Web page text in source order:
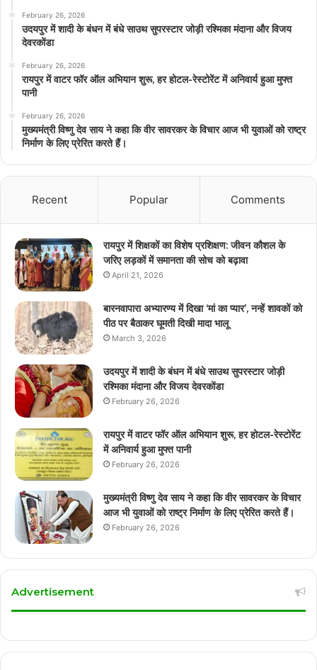
February 26, 2026
उदयपुर में शादी के बंधन में बंधे साउथ सुपरस्टार जोड़ी रश्मिका मंदाना और विजय
देवरकोंडा
February 26, 2026
रायपुर में वाटर फॉर ऑल अभियान शुरू, हर होटल-रेस्टोरेंट में अनिवार्य हुआ मुफ्त
पानी
February 26, 2026
मुख्यमंत्री विष्णु देव साय ने कहा कि वीर सावरकर के विचार आज भी युवाओं को राष्ट्र
निर्माण के लिए प्रेरित करते हैं।
Recent Popular Comments
रायपुर में शिक्षकों का विशेष प्रशिक्षण: जीवन कौशल के
जरिए लड़कों में समानता की सोच को बढ़ावा
April 21, 2026
बारनवापारा अभ्यारण्य में दिखा ‘मां का प्यार’, नन्हें शावकों को
पीठ पर बैठाकर घूमती दिखी मादा भालू
March 3, 2026
उदयपुर में शादी के बंधन में बंधे साउथ सुपरस्टार जोड़ी
रश्मिका मंदाना और विजय देवरकोंडा
February 26, 2026
रायपुर में वाटर फॉर ऑल अभियान शुरू, हर होटल-रेस्टोरेंट
में अनिवार्य हुआ मुफ्त पानी
February 26, 2026
मुख्यमंत्री विष्णु देव साय ने कहा कि वीर सावरकर के विचार
आज भी युवाओं को राष्ट्र निर्माण के लिए प्रेरित करते हैं।
February 26, 2026
Advertisement